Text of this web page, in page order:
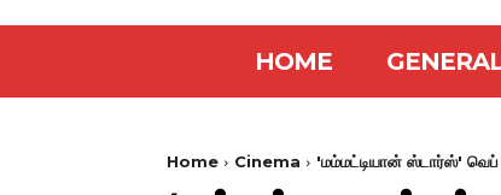
HOME
Home Cinema 'மம்மட்டியான் ஸ்டார்ஸ்' வெப்